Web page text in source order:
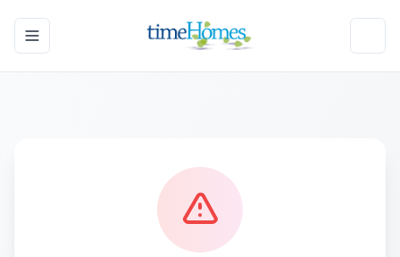
Toggle navigation menu